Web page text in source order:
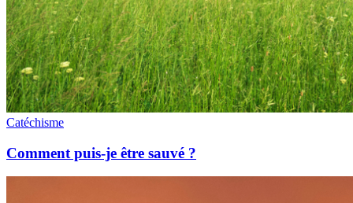
Catéchisme
Comment puis-je être sauvé ?